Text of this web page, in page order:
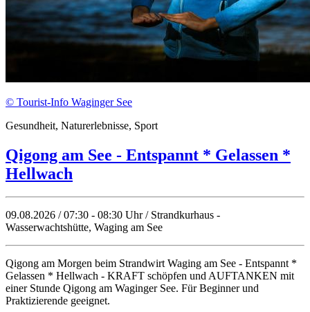
© Tourist-Info Waginger See
Gesundheit, Naturerlebnisse, Sport
Qigong am See - Entspannt * Gelassen *
Hellwach
09.08.2026 / 07:30 - 08:30 Uhr / Strandkurhaus -
Wasserwachtshütte, Waging am See
Qigong am Morgen beim Strandwirt Waging am See - Entspannt *
Gelassen * Hellwach - KRAFT schöpfen und AUFTANKEN mit
einer Stunde Qigong am Waginger See. Für Beginner und
Praktizierende geeignet.